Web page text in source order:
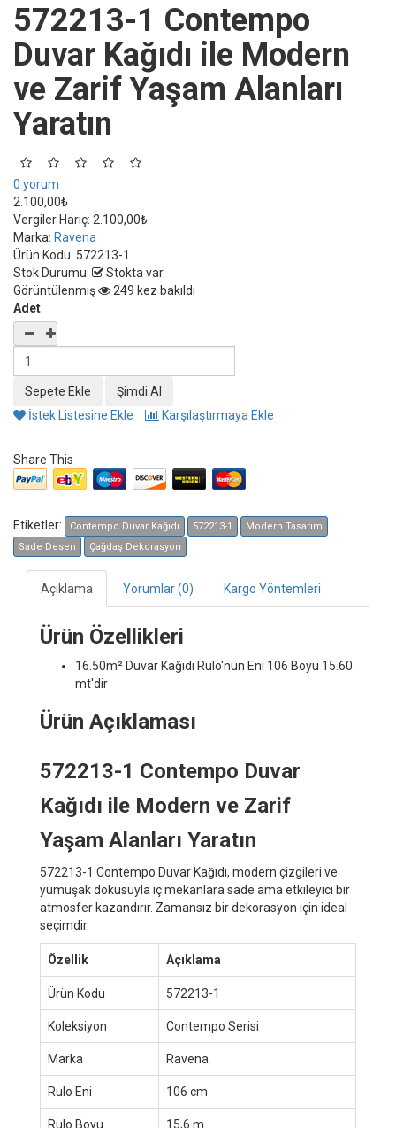
572213-1 Contempo
Duvar Kağıdı ile Modern
ve Zarif Yaşam Alanları
Yaratın
0 yorum
2.100,00₺
Vergiler Hariç: 2.100,00₺
Marka: Ravena
Ürün Kodu: 572213-1
Stok Durumu:
Stokta var
Görüntülenmiş
249 kez bakıldı
Adet
İstek Listesine Ekle Karşılaştırmaya Ekle
Share This
Etiketler: Contempo Duvar Kağıdı 572213-1
Modern Tasarım
Sade Desen
Çağdaş Dekorasyon
Açıklama Yorumlar (0) Kargo Yöntemleri
Ürün Özellikleri
16.50m² Duvar Kağıdı Rulo'nun Eni 106 Boyu 15.60
mt'dir
Ürün Açıklaması
572213-1 Contempo Duvar
Kağıdı ile Modern ve Zarif
Yaşam Alanları Yaratın
572213-1 Contempo Duvar Kağıdı, modern çizgileri ve
yumuşak dokusuyla iç mekanlara sade ama etkileyici bir
atmosfer kazandırır. Zamansız bir dekorasyon için ideal
seçimdir.
Özellik Açıklama
Ürün Kodu 572213-1
Koleksiyon Contempo Serisi
Marka Ravena
Rulo Eni 106 cm
Rulo Boyu 15,6 m